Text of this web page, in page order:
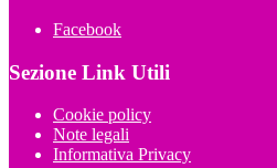
Facebook
Sezione Link Utili
Cookie policy
Note legali
Informativa Privacy